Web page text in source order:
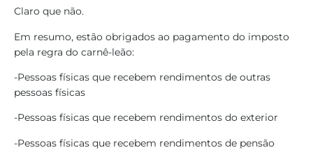
Claro que não.
Em resumo, estão obrigados ao pagamento do imposto
pela regra do carnê-leão:
-Pessoas físicas que recebem rendimentos de outras
pessoas físicas
-Pessoas físicas que recebem rendimentos do exterior
-Pessoas físicas que recebem rendimentos de pensão